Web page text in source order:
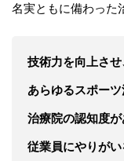
名実ともに備わった
技術力を向上さ
あらゆるスポー
治療院の認知度
従業員にやりが